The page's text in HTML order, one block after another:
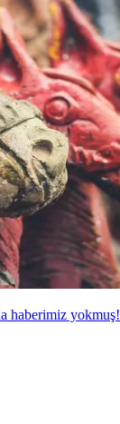
haberimiz yokmuş!